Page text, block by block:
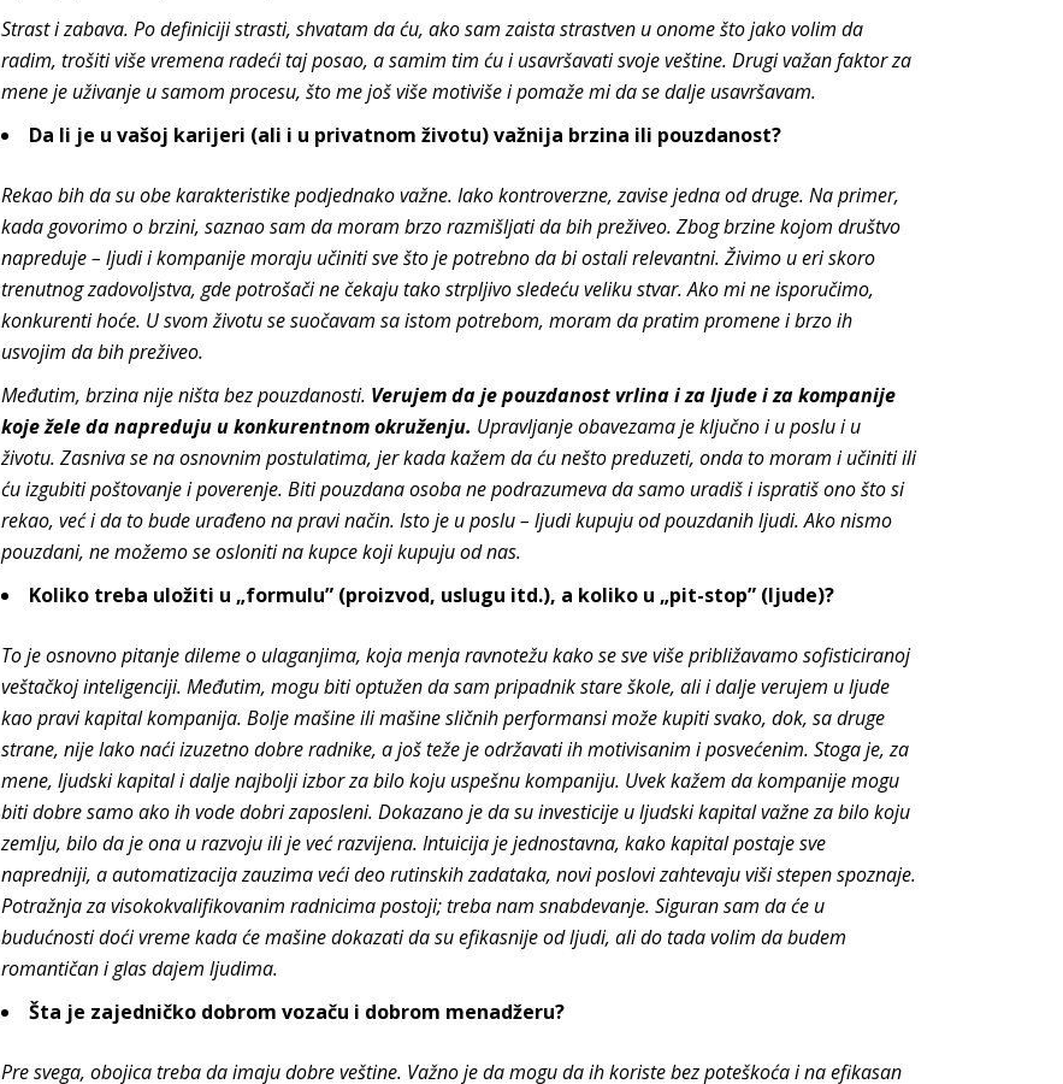
Strast i zabava. Po definiciji strasti, shvatam da ću, ako sam zaista strastven u onome što jako volim da
radim, trošiti više vremena radeći taj posao, a samim tim ću i usavršavati svoje veštine. Drugi važan faktor za
mene je uživanje u samom procesu, što me još više motiviše i pomaže mi da se dalje usavršavam.
Da li je u vašoj karijeri (ali i u privatnom životu) važnija brzina ili pouzdanost?
Rekao bih da su obe karakteristike podjednako važne. Iako kontroverzne, zavise jedna od druge. Na primer,
kada govorimo o brzini, saznao sam da moram brzo razmišljati da bih preživeo. Zbog brzine kojom društvo
napreduje – ljudi i kompanije moraju učiniti sve što je potrebno da bi ostali relevantni. Živimo u eri skoro
trenutnog zadovoljstva, gde potrošači ne čekaju tako strpljivo sledeću veliku stvar. Ako mi ne isporučimo,
konkurenti hoće. U svom životu se suočavam sa istom potrebom, moram da pratim promene i brzo ih
usvojim da bih preživeo.
Međutim, brzina nije ništa bez pouzdanosti. Verujem da je pouzdanost vrlina i za ljude i za kompanije
koje žele da napreduju u konkurentnom okruženju. Upravljanje obavezama je ključno i u poslu i u
životu. Zasniva se na osnovnim postulatima, jer kada kažem da ću nešto preduzeti, onda to moram i učiniti ili
ću izgubiti poštovanje i poverenje. Biti pouzdana osoba ne podrazumeva da samo uradiš i ispratiš ono što si
rekao, već i da to bude urađeno na pravi način. Isto je u poslu – ljudi kupuju od pouzdanih ljudi. Ako nismo
pouzdani, ne možemo se osloniti na kupce koji kupuju od nas.
Koliko treba uložiti u „formulu” (proizvod, uslugu itd.), a koliko u „pit-stop” (ljude)?
To je osnovno pitanje dileme o ulaganjima, koja menja ravnotežu kako se sve više približavamo sofisticiranoj
veštačkoj inteligenciji. Međutim, mogu biti optužen da sam pripadnik stare škole, ali i dalje verujem u ljude
kao pravi kapital kompanija. Bolje mašine ili mašine sličnih performansi može kupiti svako, dok, sa druge
strane, nije lako naći izuzetno dobre radnike, a još teže je održavati ih motivisanim i posvećenim. Stoga je, za
mene, ljudski kapital i dalje najbolji izbor za bilo koju uspešnu kompaniju. Uvek kažem da kompanije mogu
biti dobre samo ako ih vode dobri zaposleni. Dokazano je da su investicije u ljudski kapital važne za bilo koju
zemlju, bilo da je ona u razvoju ili je već razvijena. Intuicija je jednostavna, kako kapital postaje sve
napredniji, a automatizacija zauzima veći deo rutinskih zadataka, novi poslovi zahtevaju viši stepen spoznaje.
Potražnja za visokokvalifikovanim radnicima postoji; treba nam snabdevanje. Siguran sam da će u
budućnosti doći vreme kada će mašine dokazati da su efikasnije od ljudi, ali do tada volim da budem
romantičan i glas dajem ljudima.
Šta je zajedničko dobrom vozaču i dobrom menadžeru?
Pre svega, obojica treba da imaju dobre veštine. Važno je da mogu da ih koriste bez poteškoća i na efikasan